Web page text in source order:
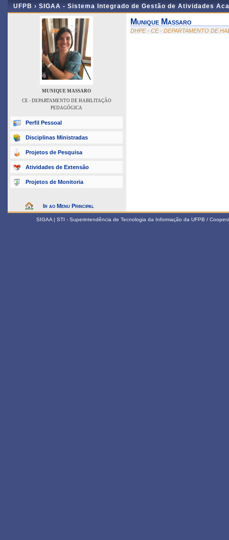
UFPB › SIGAA - Sistema Integrado de Gestão de Atividades
MUNIQUE MASSARO
CE - DEPARTAMENTO DE HABILITAÇÃO
PEDAGÓGICA
Perfil Pessoal
Disciplinas Ministradas
Projetos de Pesquisa
Atividades de Extensão
Projetos de Monitoria
Ir ao Menu Principal
Munique Massaro
DHPE - CE - DEPARTAMENTO DE
SIGAA | STI - Superintendência de Tecnologia da Informação da UFPB /